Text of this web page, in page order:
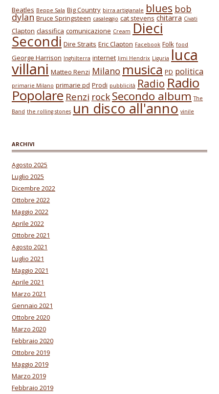
Beatles Beppe Sala Big Country birra artigianale blues bob
dylan Bruce Springsteen casaleggio cat stevens chitarra Civati
Clapton classifica comunicazione Cream Dieci
Secondi Dire Straits Eric Clapton Facebook Folk food
George Harrison Inghilterra internet Jimi Hendrix Liguria luca
villani Matteo Renzi Milano musica PD politica
primarie Milano primarie pd Prodi pubblicità Radio Radio
Popolare Renzi rockSecondo album The
Band the rolling stones un disco all'anno vinile
ARCHIVI
Agosto 2025
Luglio 2025
Dicembre 2022
Ottobre 2022
Maggio 2022
Aprile 2022
Ottobre 2021
Agosto 2021
Luglio 2021
Maggio 2021
Aprile 2021
Marzo 2021
Gennaio 2021
Ottobre 2020
Marzo 2020
Febbraio 2020
Ottobre 2019
Maggio 2019
Marzo 2019
Febbraio 2019